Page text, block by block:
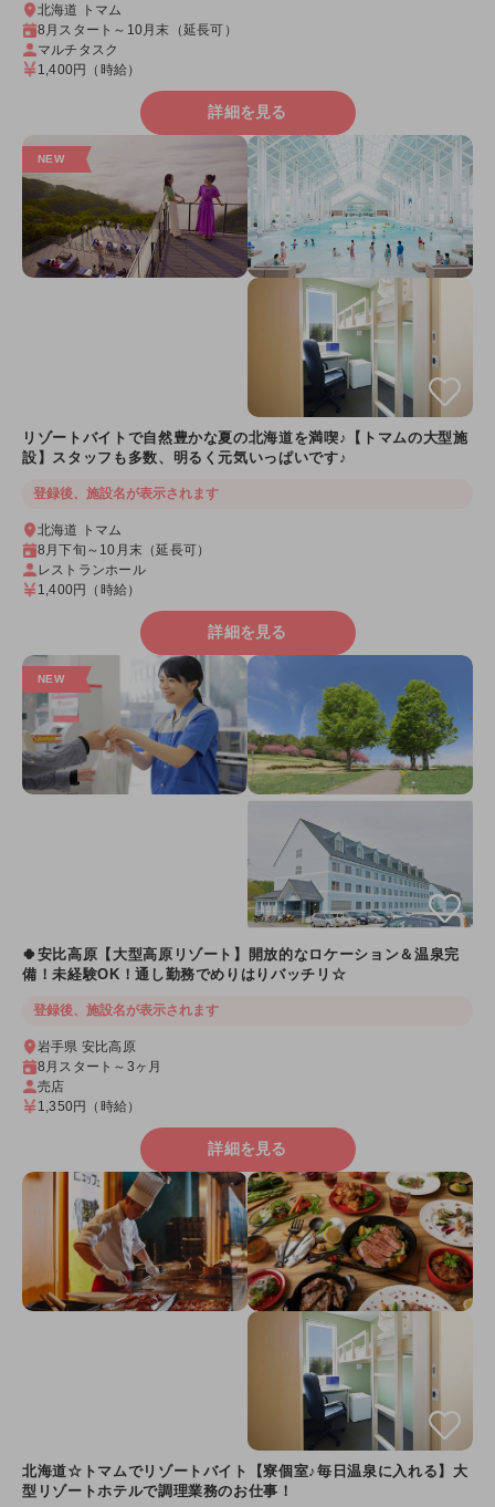
北海道 トマム
8月スタート～10月末（延長可）
マルチタスク
1,400円 （時給）
詳細を見る
リゾートバイトで自然豊かな夏の北海道を満喫♪【トマムの大型施
設】スタッフも多数、明るく元気いっぱいです♪
登録後、施設名が表示されます
北海道 トマム
8月下旬～10月末（延長可）
レストランホール
1,400円 （時給）
詳細を見る
🍀安比高原【大型高原リゾート】開放的なロケーション＆温泉完
備！未経験OK！通し勤務でめりはりバッチリ☆
登録後、施設名が表示されます
岩手県 安比高原
8月スタート～3ヶ月
売店
1,350円 （時給）
詳細を見る
北海道☆トマムでリゾートバイト【寮個室♪毎日温泉に入れる】大
型リゾートホテルで調理業務のお仕事！